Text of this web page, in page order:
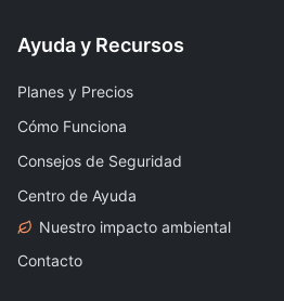
Ayuda y Recursos
Planes y Precios
Cómo Funciona
Consejos de Seguridad
Centro de Ayuda
Nuestro impacto ambiental
Contacto